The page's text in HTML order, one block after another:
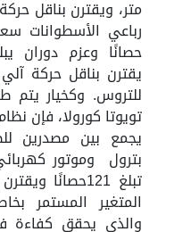
متر، ويقترن بناقل
يقترن بناقل حركة
للتروس. وكخيار
تويوتا كورولا، فإن
يجمع بين مصدرين
بترول وموتور
تبلغ 121حصانًا
المتغير المستمر
والذي يحقق كفاءة